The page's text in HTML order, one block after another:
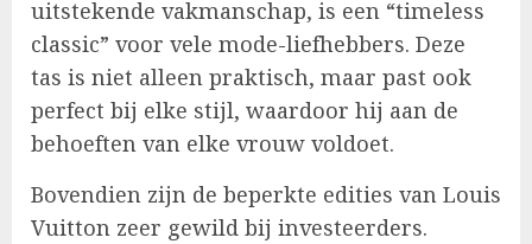
uitstekende vakmanschap, is een “timeless
classic” voor vele mode-liefhebbers. Deze
tas is niet alleen praktisch, maar past ook
perfect bij elke stijl, waardoor hij aan de
behoeften van elke vrouw voldoet.
Bovendien zijn de beperkte edities van Louis
Vuitton zeer gewild bij investeerders.